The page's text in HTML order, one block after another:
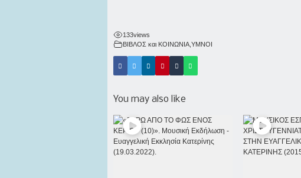
133views
ΒΙΒΛΟΣ και ΚΟΙΝΩΝΙΑ ΥΜΝΟΙ
You may also like